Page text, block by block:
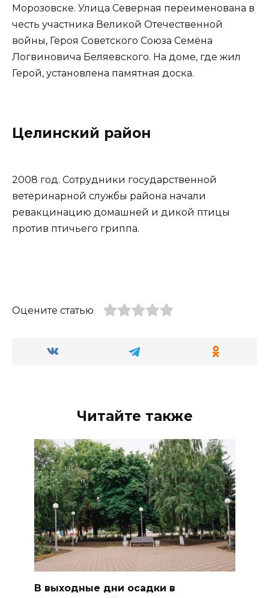
Морозовске. Улица Северная переименована в
честь участника Великой Отечественной
войны, Героя Советского Союза Семёна
Логвиновича Беляевского. На доме, где жил
Герой, установлена памятная доска.
Целинский район
2008 год. Сотрудники государственной
ветеринарной службы района начали
ревакцинацию домашней и дикой птицы
против птичьего гриппа.
Оцените статью
Читайте также
В выходные дни осадки в